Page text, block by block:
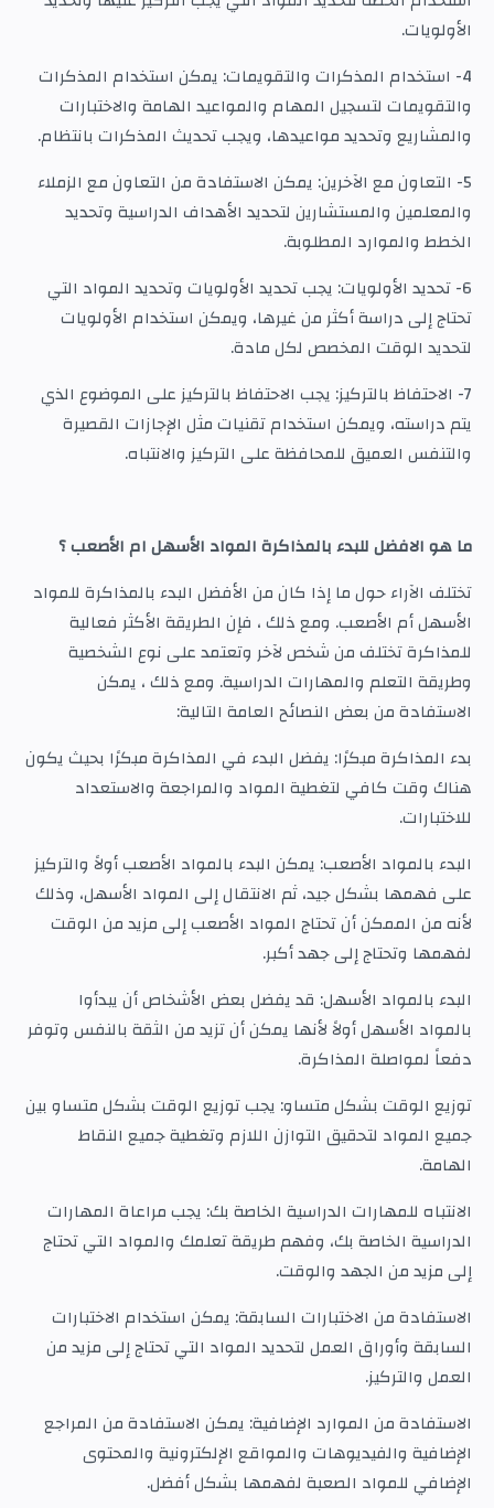
الأولويات.
4- استخدام المذكرات والتقويمات: يمكن استخدام المذكرات
والتقويمات لتسجيل المهام والمواعيد الهامة والاختبارات
والمشاريع وتحديد مواعيدها، ويجب تحديث المذكرات بانتظام.
5- التعاون مع الآخرين: يمكن الاستفادة من التعاون مع الزملاء
والمعلمين والمستشارين لتحديد الأهداف الدراسية وتحديد
الخطط والموارد المطلوبة.
6- تحديد الأولويات: يجب تحديد الأولويات وتحديد المواد التي
تحتاج إلى دراسة أكثر من غيرها، ويمكن استخدام الأولويات
لتحديد الوقت المخصص لكل مادة.
7- الاحتفاظ بالتركيز: يجب الاحتفاظ بالتركيز على الموضوع الذي
يتم دراسته، ويمكن استخدام تقنيات مثل الإجازات القصيرة
والتنفس العميق للمحافظة على التركيز والانتباه.
ما هو الافضل للبدء بالمذاكرة المواد الأسهل ام الأصعب ؟
تختلف الآراء حول ما إذا كان من الأفضل البدء بالمذاكرة للمواد
الأسهل أم الأصعب. ومع ذلك ، فإن الطريقة الأكثر فعالية
للمذاكرة تختلف من شخص لآخر وتعتمد على نوع الشخصية
وطريقة التعلم والمهارات الدراسية. ومع ذلك ، يمكن
الاستفادة من بعض النصائح العامة التالية:
بدء المذاكرة مبكرًا: يفضل البدء في المذاكرة مبكرًا بحيث يكون
هناك وقت كافي لتغطية المواد والمراجعة والاستعداد
للاختبارات.
البدء بالمواد الأصعب: يمكن البدء بالمواد الأصعب أولاً والتركيز
على فهمها بشكل جيد، ثم الانتقال إلى المواد الأسهل، وذلك
لأنه من الممكن أن تحتاج المواد الأصعب إلى مزيد من الوقت
لفهمها وتحتاج إلى جهد أكبر.
البدء بالمواد الأسهل: قد يفضل بعض الأشخاص أن يبدأوا
بالمواد الأسهل أولاً لأنها يمكن أن تزيد من الثقة بالنفس وتوفر
دفعاً لمواصلة المذاكرة.
توزيع الوقت بشكل متساو: يجب توزيع الوقت بشكل متساو بين
جميع المواد لتحقيق التوازن اللازم وتغطية جميع النقاط
الهامة.
الانتباه للمهارات الدراسية الخاصة بك: يجب مراعاة المهارات
الدراسية الخاصة بك، وفهم طريقة تعلمك والمواد التي تحتاج
إلى مزيد من الجهد والوقت.
الاستفادة من الاختبارات السابقة: يمكن استخدام الاختبارات
السابقة وأوراق العمل لتحديد المواد التي تحتاج إلى مزيد من
العمل والتركيز.
الاستفادة من الموارد الإضافية: يمكن الاستفادة من المراجع
الإضافية والفيديوهات والمواقع الإلكترونية والمحتوى
الإضافي للمواد الصعبة لفهمها بشكل أفضل.